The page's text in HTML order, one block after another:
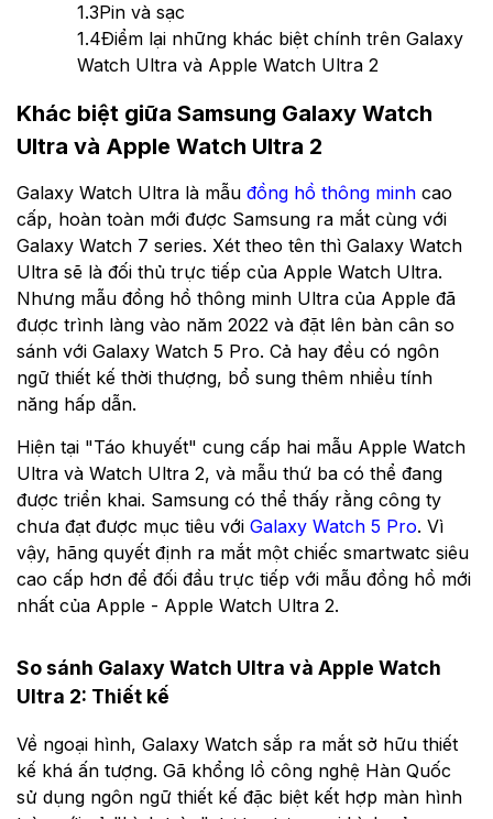
1.3Pin và sạc
1.4Điểm lại những khác biệt chính trên Galaxy
Watch Ultra và Apple Watch Ultra 2
Khác biệt giữa Samsung Galaxy Watch
Ultra và Apple Watch Ultra 2
Galaxy Watch Ultra là mẫu đồng hồ thông minh cao
cấp, hoàn toàn mới được Samsung ra mắt cùng với
Galaxy Watch 7 series. Xét theo tên thì Galaxy Watch
Ultra sẽ là đối thủ trực tiếp của Apple Watch Ultra.
Nhưng mẫu đồng hồ thông minh Ultra của Apple đã
được trình làng vào năm 2022 và đặt lên bàn cân so
sánh với Galaxy Watch 5 Pro. Cả hay đều có ngôn
ngữ thiết kế thời thượng, bổ sung thêm nhiều tính
năng hấp dẫn.
Hiện tại "Táo khuyết" cung cấp hai mẫu Apple Watch
Ultra và Watch Ultra 2, và mẫu thứ ba có thể đang
được triển khai. Samsung có thể thấy rằng công ty
chưa đạt được mục tiêu với Galaxy Watch 5 Pro. Vì
vậy, hãng quyết định ra mắt một chiếc smartwatc siêu
cao cấp hơn để đối đầu trực tiếp với mẫu đồng hồ mới
nhất của Apple - Apple Watch Ultra 2.
So sánh Galaxy Watch Ultra và Apple Watch
Ultra 2: Thiết kế
Về ngoại hình, Galaxy Watch sắp ra mắt sở hữu thiết
kế khá ấn tượng. Gã khổng lồ công nghệ Hàn Quốc
sử dụng ngôn ngữ thiết kế đặc biệt kết hợp màn hình